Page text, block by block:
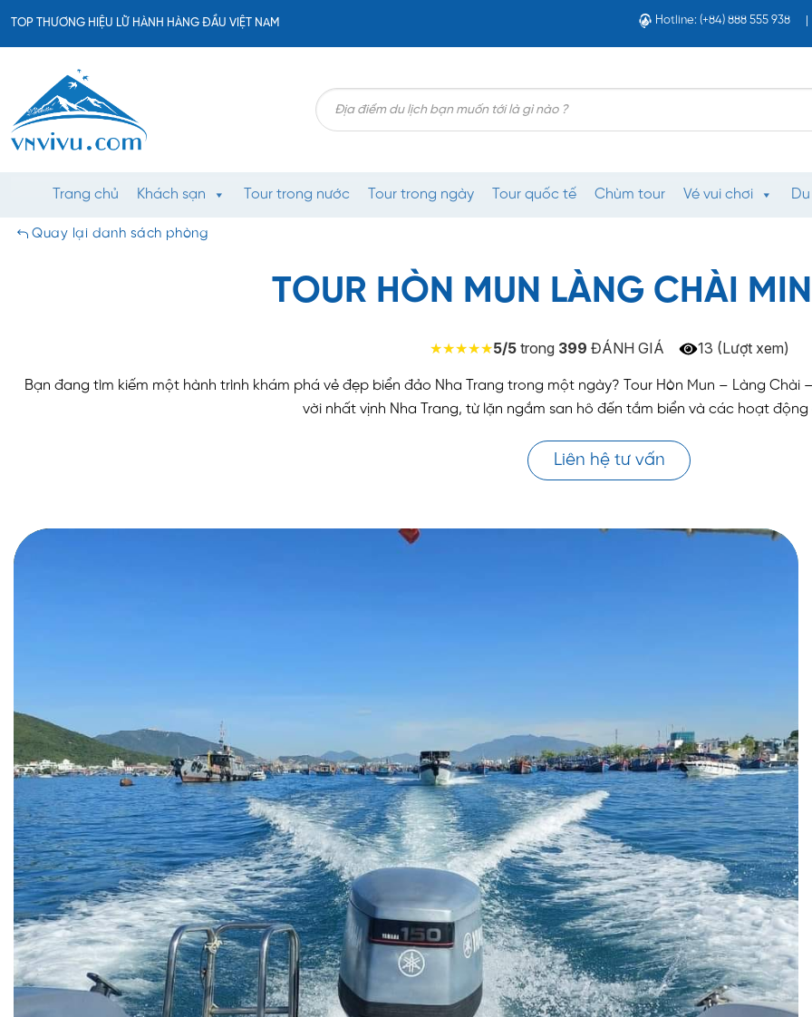
TOP THƯƠNG HIỆU LỮ HÀNH HÀNG ĐẦU VIỆT NAM Hotline: (+84) 888 555 938
Search
for:
Trang chủ Khách sạn Tour trong nước Tour trong ngày Tour quốc tế Chùm tour Vé vui chơi
Quay lại danh sách phòng
TOUR HÒN MUN LÀNG CHÀI
5/5trong 399 ĐÁNH GIÁ 13 (Lượt xem)
Bạn đang tìm kiếm một hành trình khám phá vẻ đẹp biển đảo Nha Trang trong một ngày? Tour Hòn Mun – Làng Chài
vời nhất vịnh Nha Trang, từ lặn ngắm san hô đến tắm biển và các hoạt
Liên hệ tư vấn